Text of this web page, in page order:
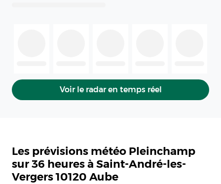
Voir le radar en temps réel
Les prévisions météo Pleinchamp
sur 36 heures à Saint-André-les-
Vergers 10120 Aube